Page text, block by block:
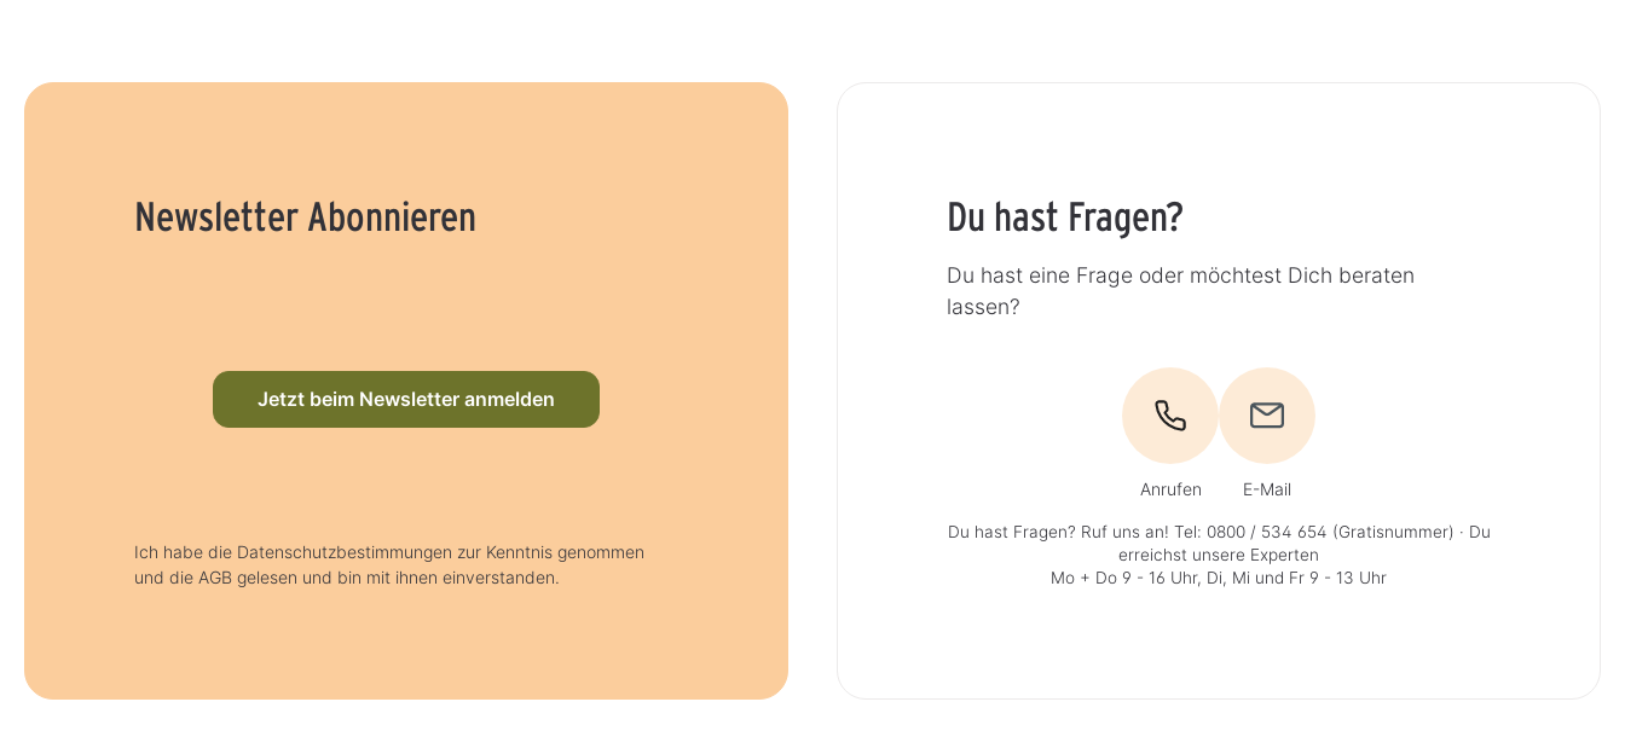
Newsletter Abonnieren
Jetzt beim Newsletter anmelden
Ich habe die Datenschutzbestimmungen zur Kenntnis genommen
und die AGB gelesen und bin mit ihnen einverstanden.
Du hast Fragen?
Du hast eine Frage oder möchtest Dich beraten
lassen?
Anrufen E-Mail
Du hast Fragen? Ruf uns an! Tel: 0800 / 534 654 (Gratisnummer) · Du
erreichst unsere Experten
Mo + Do 9 - 16 Uhr, Di, Mi und Fr 9 - 13 Uhr